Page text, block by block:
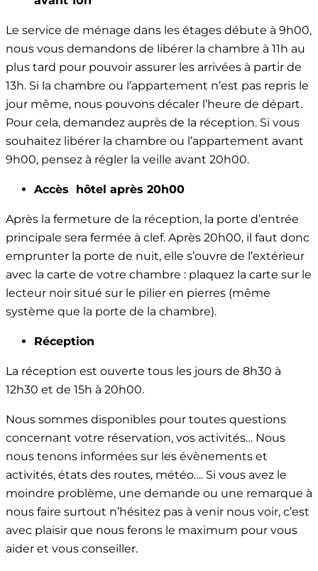
Le service de ménage dans les étages débute à 9h00,
nous vous demandons de libérer la chambre à 11h au
plus tard pour pouvoir assurer les arrivées à partir de
13h. Si la chambre ou l’appartement n’est pas repris le
jour même, nous pouvons décaler l’heure de départ.
Pour cela, demandez auprès de la réception. Si vous
souhaitez libérer la chambre ou l’appartement avant
9h00, pensez à régler la veille avant 20h00.
Accès hôtel après 20h00
Après la fermeture de la réception, la porte d’entrée
principale sera fermée à clef. Après 20h00, il faut donc
emprunter la porte de nuit, elle s’ouvre de l’extérieur
avec la carte de votre chambre : plaquez la carte sur le
lecteur noir situé sur le pilier en pierres (même
système que la porte de la chambre).
Réception
La réception est ouverte tous les jours de 8h30 à
12h30 et de 15h à 20h00.
Nous sommes disponibles pour toutes questions
concernant votre réservation, vos activités… Nous
nous tenons informées sur les évènements et
activités, états des routes, météo…. Si vous avez le
moindre problème, une demande ou une remarque à
nous faire surtout n’hésitez pas à venir nous voir, c’est
avec plaisir que nous ferons le maximum pour vous
aider et vous conseiller.